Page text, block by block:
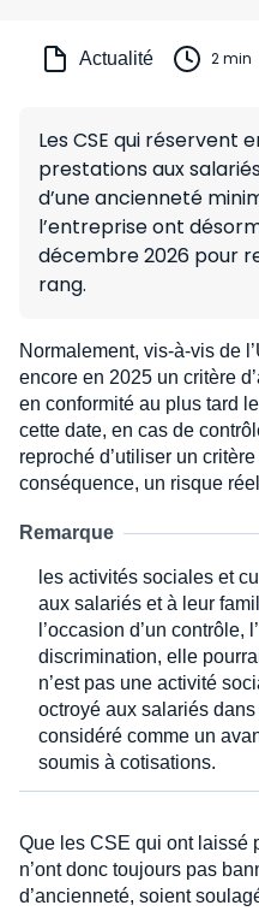
Actualité 2 min
Les CSE qui réservent
prestations aux
d’une ancienneté
l’entreprise ont
décembre 2026 pour
rang.
Normalement, vis-à-vis de
encore en 2025 un critère
en conformité au plus tard
cette date, en cas de
reproché d’utiliser un
conséquence, un risque
Remarque
les activités sociales et
aux salariés et à leur
l’occasion d’un contrôle,
discrimination, elle
n’est pas une activité
octroyé aux salariés
considéré comme un
soumis à cotisations.
Que les CSE qui ont laissé
n’ont donc toujours pas
d’ancienneté, soient